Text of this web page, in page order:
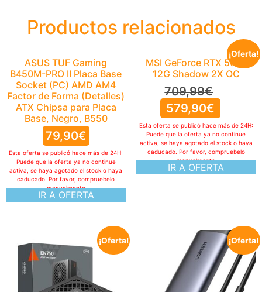
Productos relacionados
ASUS TUF Gaming
B450M-PRO II Placa Base
Socket (PC) AMD AM4
Factor de Forma (Detalles)
ATX Chipsa para Placa
Base, Negro, B550
79,90€
IR A OFERTA
Esta oferta se publicó hace más de 24H:
Puede que la oferta ya no continue
activa, se haya agotado el stock o haya
caducado. Por favor, compruebelo
manualmente
¡Oferta!
MSI GeForce RTX 5070
12G Shadow 2X OC
709,99€
579,90€
IR A OFERTA
Esta oferta se publicó hace más de 24H:
Puede que la oferta ya no continue
activa, se haya agotado el stock o haya
caducado. Por favor, compruebelo
manualmente
¡Oferta! ¡Oferta!